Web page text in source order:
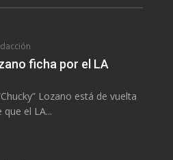
ficha por el LA
Lozano está de vuelta
el LA...